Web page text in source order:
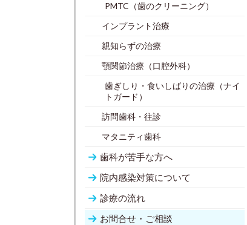
PMTC（歯のクリーニング）
インプラント治療
親知らずの治療
顎関節治療（口腔外科）
歯ぎしり・食いしばりの治療（ナイ
トガード）
訪問歯科・往診
マタニティ歯科
歯科が苦手な方へ
院内感染対策について
診療の流れ
お問合せ・ご相談